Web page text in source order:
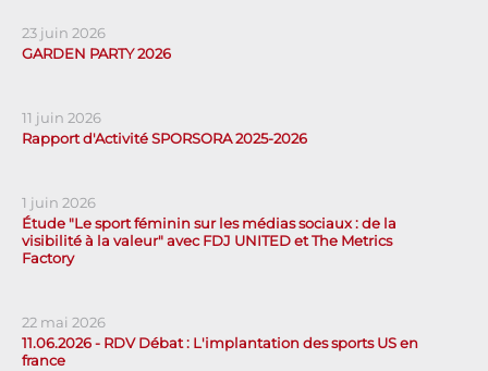
23 juin 2026
GARDEN PARTY 2026
11 juin 2026
Rapport d'Activité SPORSORA 2025-2026
1 juin 2026
Étude "Le sport féminin sur les médias sociaux : de la
visibilité à la valeur" avec FDJ UNITED et The Metrics
Factory
22 mai 2026
11.06.2026 - RDV Débat : L'implantation des sports US en
france